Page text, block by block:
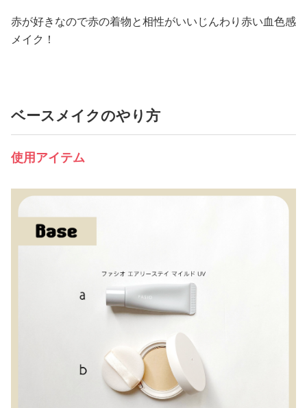
赤が好きなので赤の着物と相性がいいじんわり赤い血色感
メイク！
ベースメイクのやり方
使用アイテム